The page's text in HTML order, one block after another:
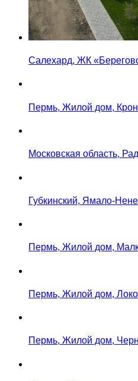
Салехард, ЖК
Пермь, Жилой дом,
Московская область,
Губкинский, Ямало-
Пермь, Жилой дом,
Пермь, Жилой дом,
Пермь, Жилой дом,